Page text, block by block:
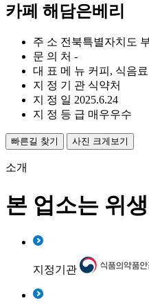
카페 해담은베리
주 소 전북특별자치도
문 의 처 -
대 표 메 뉴 커피, 식음료
지 정 기 관 식약처
지 정 일 2025.6.24
지 정 등 급 매우우수
빠른길 찾기 사진 크게보기
소개
본 업소는 위
지정기관